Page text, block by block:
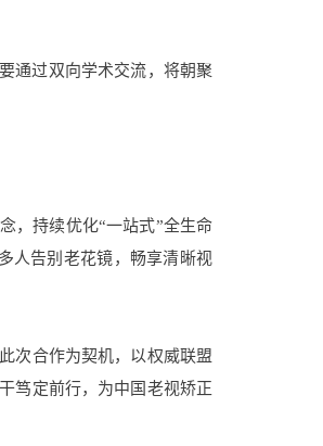
通过双向学术交流，将朝聚
，持续优化“一站式”全生命
人告别老花镜，畅享清晰视
次合作为契机，以权威联盟
笃定前行，为中国老视矫正